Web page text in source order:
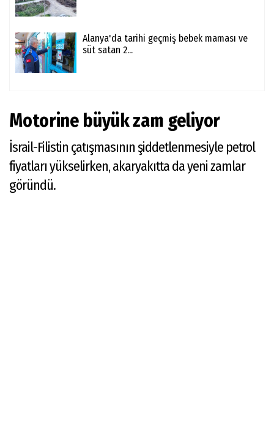
Alanya'da tarihi geçmiş bebek maması ve
süt satan 2...
Motorine büyük zam geliyor
İsrail-Filistin çatışmasının şiddetlenmesiyle petrol
fiyatları yükselirken, akaryakıtta da yeni zamlar
göründü.